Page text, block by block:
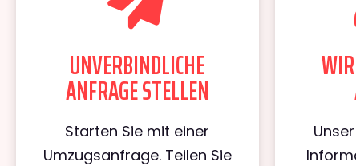
UNVERBINDLICHE
ANFRAGE STELLEN
Starten Sie mit einer
Umzugsanfrage. Teilen Sie